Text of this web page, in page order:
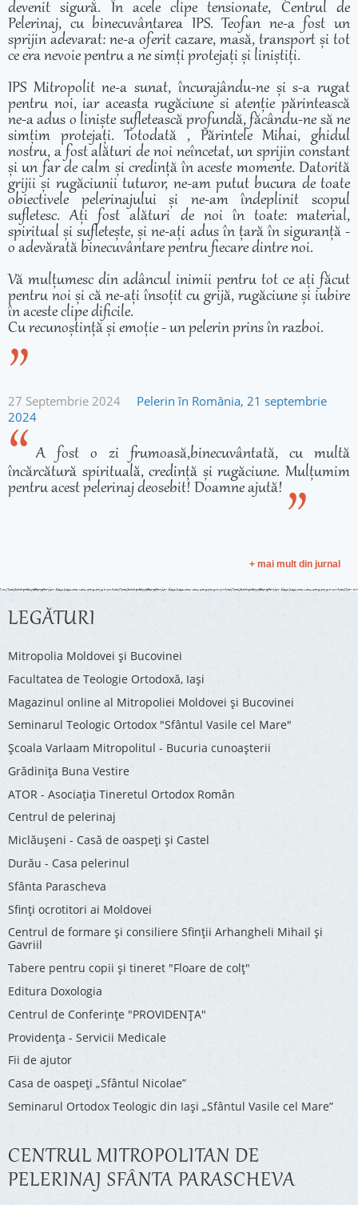
devenit sigură. În acele clipe tensionate, Centrul de
Pelerinaj, cu binecuvântarea IPS. Teofan ne-a fost un
sprijin adevarat: ne-a oferit cazare, masă, transport și tot
ce era nevoie pentru a ne simți protejați și liniștiți.
IPS Mitropolit ne-a sunat, încurajându-ne și s-a rugat
pentru noi, iar aceasta rugăciune si atenție părintească
ne-a adus o liniște sufletească profundă, făcându-ne să ne
simțim protejați. Totodată , Părintele Mihai, ghidul
nostru, a fost alături de noi neîncetat, un sprijin constant
și un far de calm și credință în aceste momente. Datorită
grijii și rugăciunii tuturor, ne-am putut bucura de toate
obiectivele pelerinajului și ne-am îndeplinit scopul
sufletesc. Ați fost alături de noi în toate: material,
spiritual și sufletește, și ne-ați adus în țară în siguranță -
o adevărată binecuvântare pentru fiecare dintre noi.
Vă mulțumesc din adâncul inimii pentru tot ce ați făcut
pentru noi și că ne-ați însoțit cu grijă, rugăciune și iubire
în aceste clipe dificile.
Cu recunoștință și emoție - un pelerin prins în razboi.
27 Septembrie 2024
Pelerin în România, 21 septembrie
2024
A fost o zi frumoasă,binecuvântată, cu multă
încărcătură spirituală, credință și rugăciune. Mulțumim
pentru acest pelerinaj deosebit! Doamne ajută!
+ mai mult din jurnal
LEGĂTURI
Mitropolia Moldovei și Bucovinei
Facultatea de Teologie Ortodoxă, Iaşi
Magazinul online al Mitropoliei Moldovei și Bucovinei
Seminarul Teologic Ortodox "Sfântul Vasile cel Mare"
Şcoala Varlaam Mitropolitul - Bucuria cunoaşterii
Grădinița Buna Vestire
ATOR - Asociaţia Tineretul Ortodox Român
Centrul de pelerinaj
Miclăușeni - Casă de oaspeţi şi Castel
Durău - Casa pelerinul
Sfânta Parascheva
Sfinți ocrotitori ai Moldovei
Centrul de formare și consiliere Sfinții Arhangheli Mihail și
Gavriil
Tabere pentru copii şi tineret "Floare de colţ"
Editura Doxologia
Centrul de Conferinţe "PROVIDENŢA"
Providenţa - Servicii Medicale
Fii de ajutor
Casa de oaspeți „Sfântul Nicolae”
Seminarul Ortodox Teologic din Iași „Sfântul Vasile cel Mare”
CENTRUL MITROPOLITAN DE
PELERINAJ SFÂNTA PARASCHEVA